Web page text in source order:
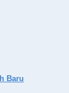
Baru